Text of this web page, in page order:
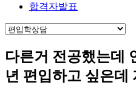
합격자발표
다른거 전공했는데
년 편입하고 싶은데